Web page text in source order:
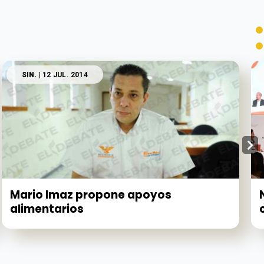
SIN. | 12 JUL. 2014
Mario Imaz propone apoyos
alimentarios